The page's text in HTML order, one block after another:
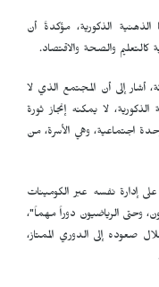
الذكورية، مؤكدةً أن
والصحة والاقتصاد.
أشار إلى أن المجتمع الذي لا
لا يمكنه إنجاز ثورة
اجتماعية، وهي الأسرة، من
إدارة نفسه عبر الكومينات
وحتى الرياضيون دوراً مهماً"،
إلى الدوري الممتاز،